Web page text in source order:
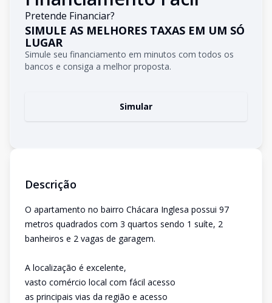
Pretende Financiar?
SIMULE AS MELHORES TAXAS EM UM SÓ
LUGAR
Simule seu financiamento em minutos com todos os
bancos e consiga a melhor proposta.
Simular
Descrição
O apartamento no bairro Chácara Inglesa possui 97
metros quadrados com 3 quartos sendo 1 suíte, 2
banheiros e 2 vagas de garagem.
A localização é excelente,
vasto comércio local com fácil acesso
as principais vias da região e acesso